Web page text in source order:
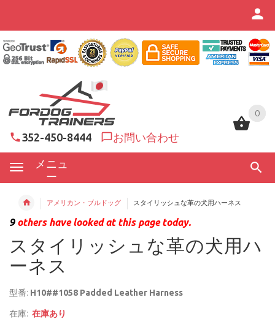
0
352-450-8444 お問い合わせ
メニュ
ー
0
アメリカン・ブルドッグ スタイリッシュな革の犬用ハーネス
9others have looked at this page today.
スタイリッシュな革の犬用ハ
ーネス
型番: H10##1058 Padded Leather Harness
在庫: 在庫あり